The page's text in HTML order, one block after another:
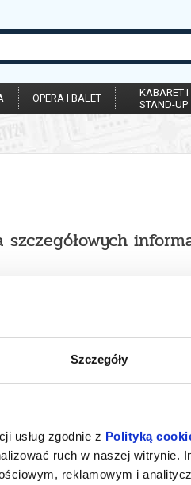
Szczegóły
usług zgodnie z Polityką
ruch w naszej
reklamowym i
OPERA I BALET
KABARET I
STAND-UP